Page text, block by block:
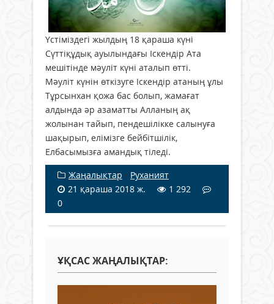
Үстіміздегі жылдың 18 қараша күні
Сүттіқұдық ауылындағы Іскендір Ата
мешітінде мәуліт күні аталып өтті.
Мәуліт күнін өткізуге Іскендір атаның ұлы
Тұрсынхан қожа бас болып, жамағат
алдында әр азаматты Алланың ақ
жолынан тайып, пендешілікке салынуға
шақырып, елімізге бейбітшілік,
Елбасымызға амандық тіледі.
Жаңалықтар / Руханият
21 қараша 2018 ж.
1 292
0
ҰҚСАС ЖАҢАЛЫҚТАР: